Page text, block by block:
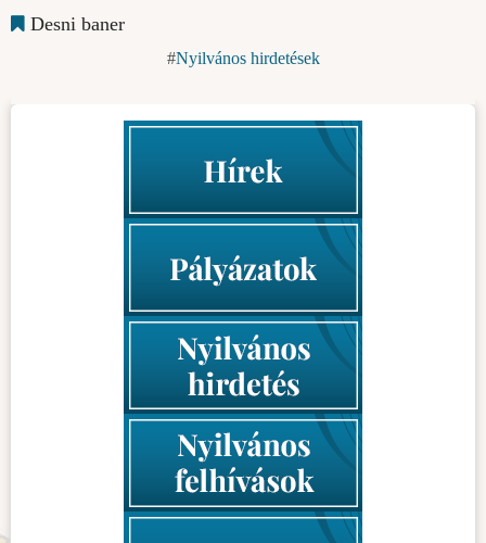
Desni baner
Nyilvános hirdetések